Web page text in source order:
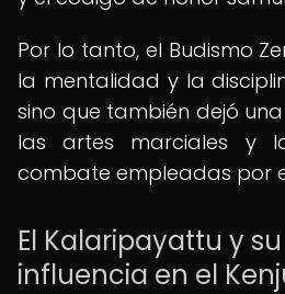
Por lo tanto, el Budismo
la mentalidad y la
sino que también dejó
las artes marciales y
combate empleadas por
El Kalaripayattu y
influencia en el